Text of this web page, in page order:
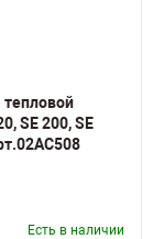
SE 200, SE
Есть в наличии